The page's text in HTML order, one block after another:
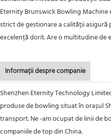
Eternity Brunswick Bowling Machine
strict de gestionare a calității
excelență dorit. Are o multitudine de
Informații despre companie
Shenzhen Eternity Technology
produse de bowling situat în orașul
transport. Ne -am ocupat de linii de
companiile de top din China.